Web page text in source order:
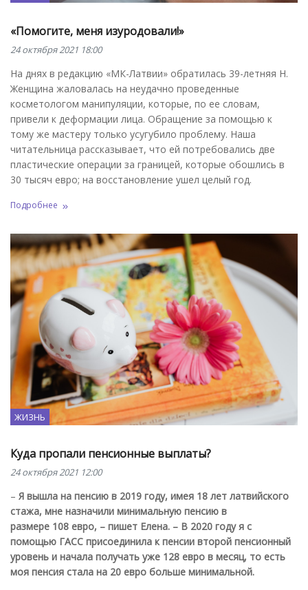
«Помогите, меня изуродовали!»
24 октября 2021 18:00
На днях в редакцию «МК-Латвии» обратилась 39-летняя Н.
Женщина жаловалась на неудачно проведенные
косметологом манипуляции, которые, по ее словам,
привели к деформации лица. Обращение за помощью к
тому же мастеру только усугубило проблему. Наша
читательница рассказывает, что ей потребовались две
пластические операции за границей, которые обошлись в
30 тысяч евро; на восстановление ушел целый год.
Подробнее
ЖИЗНЬ
Куда пропали пенсионные выплаты?
24 октября 2021 12:00
– Я вышла на пенсию в 2019 году, имея 18 лет латвийского
стажа, мне назначили минимальную пенсию в
размере 108 евро, – пишет Елена. – В 2020 году я с
помощью ГАСС присоединила к пенсии второй пенсионный
уровень и начала получать уже 128 евро в месяц, то есть
моя пенсия стала на 20 евро больше минимальной.